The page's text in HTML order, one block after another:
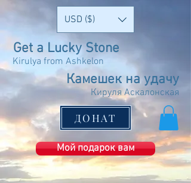
USD ($)
Get a Lucky Stone
Kirulya from Ashkelon
Камешек на удачу
Кируля Аскалонская
ДОНАТ
Мой подарок вам